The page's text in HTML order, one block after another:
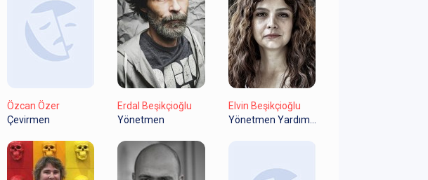
Özcan Özer
Çevirmen
Erdal Beşikçioğlu
Yönetmen
Elvin Beşikçioğlu
Yönetmen Yardımcısı